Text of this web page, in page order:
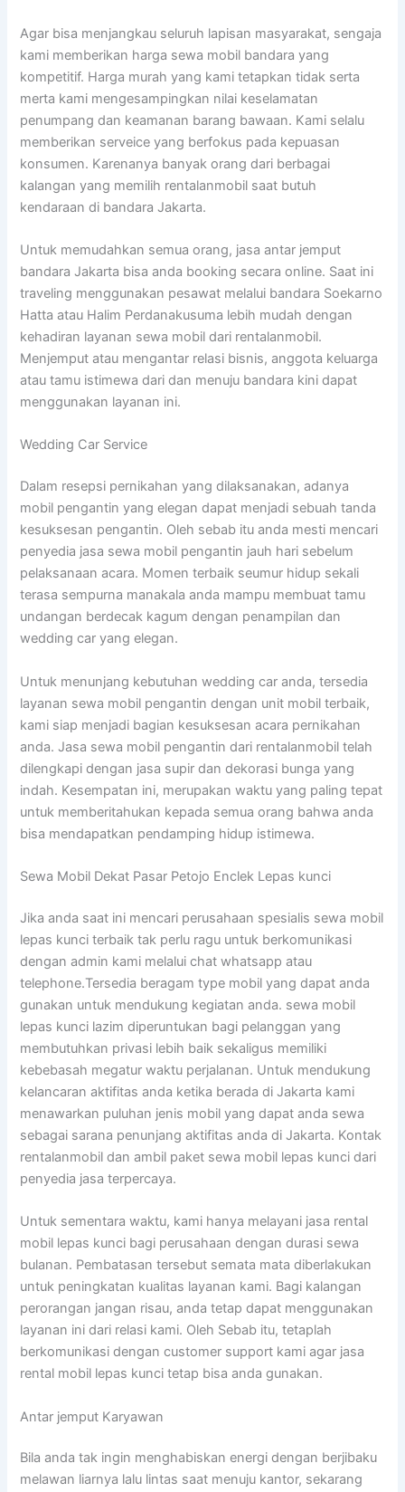
Agar bisa menjangkau seluruh lapisan masyarakat, sengaja
kami memberikan harga sewa mobil bandara yang
kompetitif. Harga murah yang kami tetapkan tidak serta
merta kami mengesampingkan nilai keselamatan
penumpang dan keamanan barang bawaan. Kami selalu
memberikan serveice yang berfokus pada kepuasan
konsumen. Karenanya banyak orang dari berbagai
kalangan yang memilih rentalanmobil saat butuh
kendaraan di bandara Jakarta.
Untuk memudahkan semua orang, jasa antar jemput
bandara Jakarta bisa anda booking secara online. Saat ini
traveling menggunakan pesawat melalui bandara Soekarno
Hatta atau Halim Perdanakusuma lebih mudah dengan
kehadiran layanan sewa mobil dari rentalanmobil.
Menjemput atau mengantar relasi bisnis, anggota keluarga
atau tamu istimewa dari dan menuju bandara kini dapat
menggunakan layanan ini.
Wedding Car Service
Dalam resepsi pernikahan yang dilaksanakan, adanya
mobil pengantin yang elegan dapat menjadi sebuah tanda
kesuksesan pengantin. Oleh sebab itu anda mesti mencari
penyedia jasa sewa mobil pengantin jauh hari sebelum
pelaksanaan acara. Momen terbaik seumur hidup sekali
terasa sempurna manakala anda mampu membuat tamu
undangan berdecak kagum dengan penampilan dan
wedding car yang elegan.
Untuk menunjang kebutuhan wedding car anda, tersedia
layanan sewa mobil pengantin dengan unit mobil terbaik,
kami siap menjadi bagian kesuksesan acara pernikahan
anda. Jasa sewa mobil pengantin dari rentalanmobil telah
dilengkapi dengan jasa supir dan dekorasi bunga yang
indah. Kesempatan ini, merupakan waktu yang paling tepat
untuk memberitahukan kepada semua orang bahwa anda
bisa mendapatkan pendamping hidup istimewa.
Sewa Mobil Dekat Pasar Petojo Enclek Lepas kunci
Jika anda saat ini mencari perusahaan spesialis sewa mobil
lepas kunci terbaik tak perlu ragu untuk berkomunikasi
dengan admin kami melalui chat whatsapp atau
telephone.Tersedia beragam type mobil yang dapat anda
gunakan untuk mendukung kegiatan anda. sewa mobil
lepas kunci lazim diperuntukan bagi pelanggan yang
membutuhkan privasi lebih baik sekaligus memiliki
kebebasah megatur waktu perjalanan. Untuk mendukung
kelancaran aktifitas anda ketika berada di Jakarta kami
menawarkan puluhan jenis mobil yang dapat anda sewa
sebagai sarana penunjang aktifitas anda di Jakarta. Kontak
rentalanmobil dan ambil paket sewa mobil lepas kunci dari
penyedia jasa terpercaya.
Untuk sementara waktu, kami hanya melayani jasa rental
mobil lepas kunci bagi perusahaan dengan durasi sewa
bulanan. Pembatasan tersebut semata mata diberlakukan
untuk peningkatan kualitas layanan kami. Bagi kalangan
perorangan jangan risau, anda tetap dapat menggunakan
layanan ini dari relasi kami. Oleh Sebab itu, tetaplah
berkomunikasi dengan customer support kami agar jasa
rental mobil lepas kunci tetap bisa anda gunakan.
Antar jemput Karyawan
Bila anda tak ingin menghabiskan energi dengan berjibaku
melawan liarnya lalu lintas saat menuju kantor, sekarang